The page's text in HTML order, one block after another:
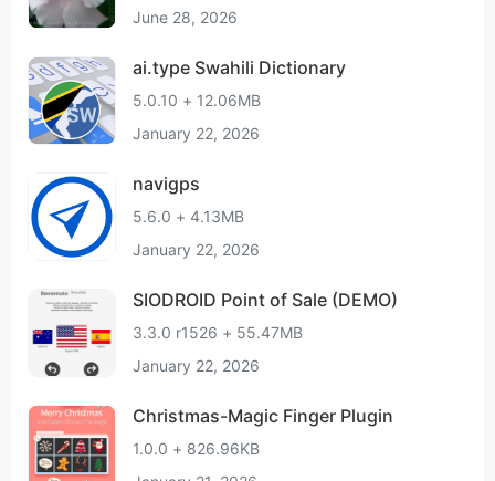
June 28, 2026
ai.type Swahili Dictionary
5.0.10 + 12.06MB
January 22, 2026
navigps
5.6.0 + 4.13MB
January 22, 2026
SIODROID Point of Sale (DEMO)
3.3.0 r1526 + 55.47MB
January 22, 2026
Christmas-Magic Finger Plugin
1.0.0 + 826.96KB